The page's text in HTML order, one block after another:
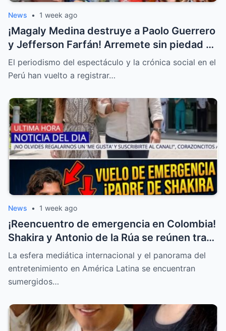
News • 1 week ago
¡Magaly Medina destruye a Paolo Guerrero
y Jefferson Farfán! Arremete sin piedad y
llama “descerebrados” a Peluchín y a La
Granja VIP
El periodismo del espectáculo y la crónica social en el
Perú han vuelto a registrar…
News • 1 week ago
¡Reencuentro de emergencia en Colombia!
Shakira y Antonio de la Rúa se reúnen tras
la delicada salud de William Mebarak
La esfera mediática internacional y el panorama del
entretenimiento en América Latina se encuentran
sumergidos…